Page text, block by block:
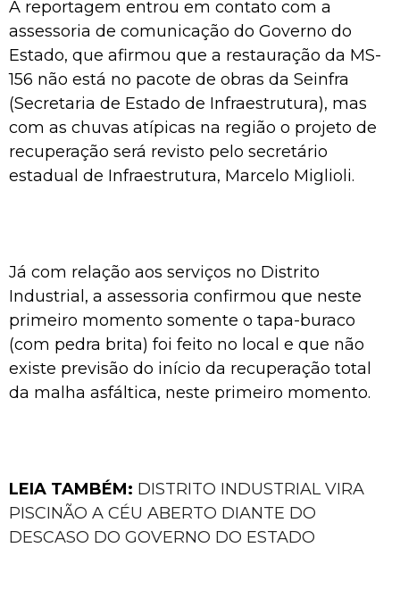
A reportagem entrou em contato com a
assessoria de comunicação do Governo do
Estado, que afirmou que a restauração da MS-
156 não está no pacote de obras da Seinfra
(Secretaria de Estado de Infraestrutura), mas
com as chuvas atípicas na região o projeto de
recuperação será revisto pelo secretário
estadual de Infraestrutura, Marcelo Miglioli.
Já com relação aos serviços no Distrito
Industrial, a assessoria confirmou que neste
primeiro momento somente o tapa-buraco
(com pedra brita) foi feito no local e que não
existe previsão do início da recuperação total
da malha asfáltica, neste primeiro momento.
LEIA TAMBÉM: DISTRITO INDUSTRIAL VIRA
PISCINÃO A CÉU ABERTO DIANTE DO
DESCASO DO GOVERNO DO ESTADO